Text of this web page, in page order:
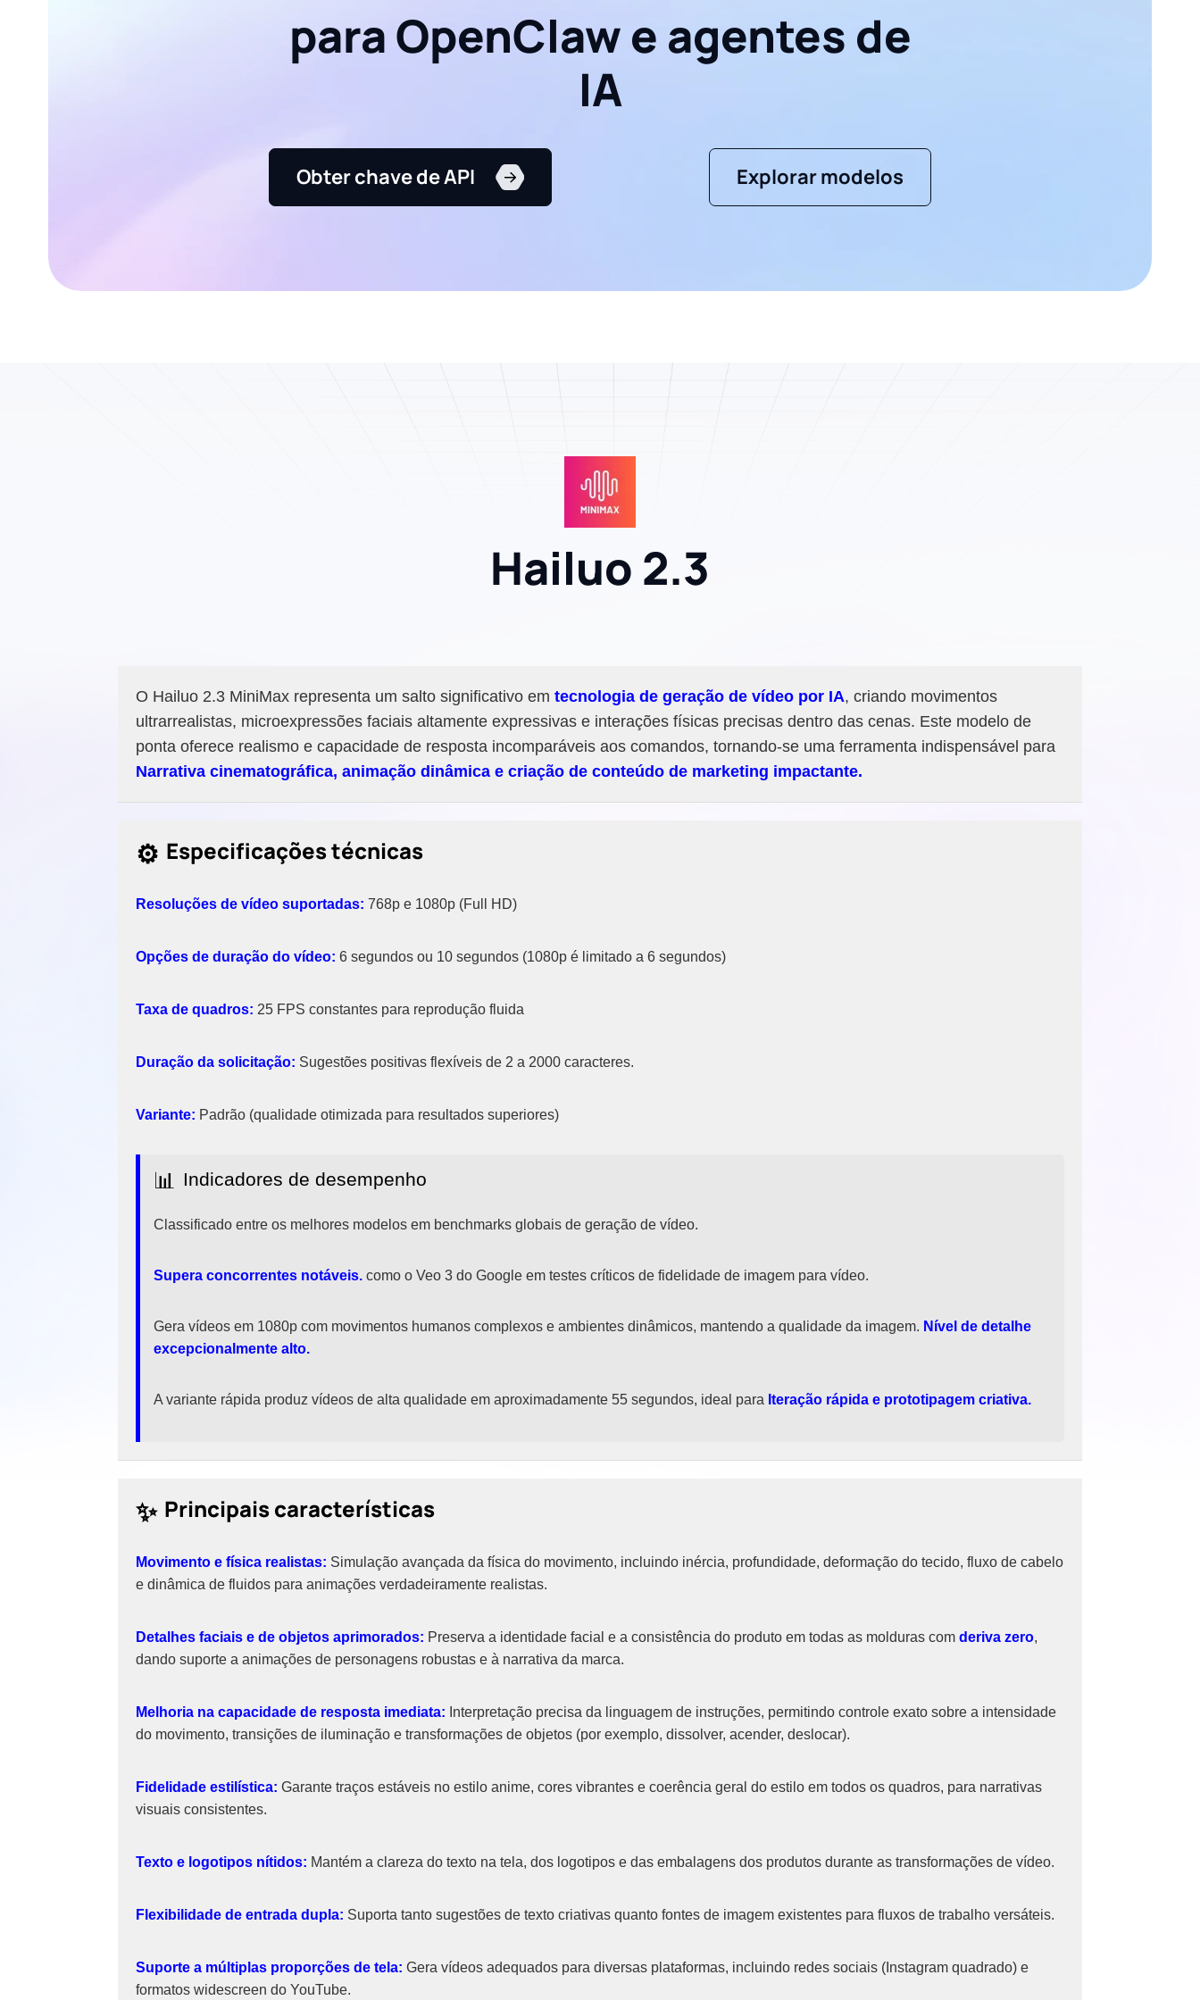
para OpenClaw e agentes de
IA
Obter chave de API Explorar modelos
Hailuo 2.3
O Hailuo 2.3 MiniMax representa um salto significativo em tecnologia de geração de vídeo por IA, criando movimentos
ultrarrealistas, microexpressões faciais altamente expressivas e interações físicas precisas dentro das cenas. Este modelo de
ponta oferece realismo e capacidade de resposta incomparáveis ​​aos comandos, tornando-se uma ferramenta indispensável para
Narrativa cinematográfica, animação dinâmica e criação de conteúdo de marketing impactante.
⚙️ Especificações técnicas
Resoluções de vídeo suportadas: 768p e 1080p (Full HD)
Opções de duração do vídeo: 6 segundos ou 10 segundos (1080p é limitado a 6 segundos)
Taxa de quadros: 25 FPS constantes para reprodução fluida
Duração da solicitação: Sugestões positivas flexíveis de 2 a 2000 caracteres.
Variante: Padrão (qualidade otimizada para resultados superiores)
📊 Indicadores de desempenho
Classificado entre os melhores modelos em benchmarks globais de geração de vídeo.
Supera concorrentes notáveis. como o Veo 3 do Google em testes críticos de fidelidade de imagem para vídeo.
Gera vídeos em 1080p com movimentos humanos complexos e ambientes dinâmicos, mantendo a qualidade da imagem. Nível de detalhe
excepcionalmente alto.
A variante rápida produz vídeos de alta qualidade em aproximadamente 55 segundos, ideal para Iteração rápida e prototipagem criativa.
✨ Principais características
Movimento e física realistas: Simulação avançada da física do movimento, incluindo inércia, profundidade, deformação do tecido, fluxo de cabelo
e dinâmica de fluidos para animações verdadeiramente realistas.
Detalhes faciais e de objetos aprimorados: Preserva a identidade facial e a consistência do produto em todas as molduras com deriva zero,
dando suporte a animações de personagens robustas e à narrativa da marca.
Melhoria na capacidade de resposta imediata: Interpretação precisa da linguagem de instruções, permitindo controle exato sobre a intensidade
do movimento, transições de iluminação e transformações de objetos (por exemplo, dissolver, acender, deslocar).
Fidelidade estilística: Garante traços estáveis ​​no estilo anime, cores vibrantes e coerência geral do estilo em todos os quadros, para narrativas
visuais consistentes.
Texto e logotipos nítidos: Mantém a clareza do texto na tela, dos logotipos e das embalagens dos produtos durante as transformações de vídeo.
Flexibilidade de entrada dupla: Suporta tanto sugestões de texto criativas quanto fontes de imagem existentes para fluxos de trabalho versáteis.
Suporte a múltiplas proporções de tela: Gera vídeos adequados para diversas plataformas, incluindo redes sociais (Instagram quadrado) e
formatos widescreen do YouTube.